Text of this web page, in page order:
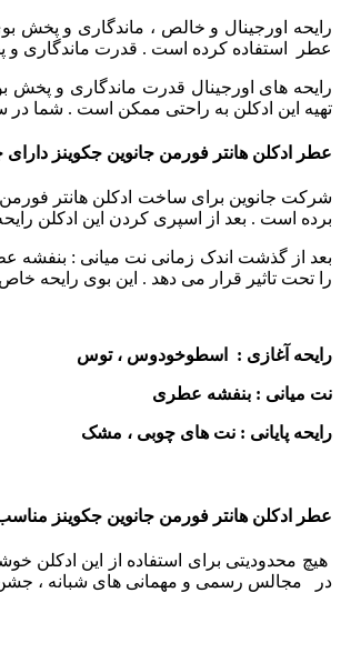
رایحه اورجینال و خالص ، ماندگاری و پخش
عطر استفاده کرده است . قدرت ماندگاری و
رایحه های اورجینال قدرت ماندگاری و پخش
تهیه این ادکلن به راحتی ممکن است . شما در
عطر ادکلن هانتر فورمن جانوین جکوینز
شرکت جانوین برای ساخت ادکلن هانتر فورمن
برده است . بعد از اسپری کردن این ادکلن
بعد از گذشت اندک زمانی نت میانی :
را تحت تاثیر قرار می دهد . این بوی رایحه
رایحه آغازی : اسطوخودوس ، توس
نت میانی : بنفشه عطری
رایحه پایانی : نت های چوبی ، مشک
عطر ادکلن هانتر فورمن جانوین جکوینز
هیچ محدودیتی برای استفاده از این ادکلن
در مجالس رسمی و مهمانی های شبانه ، جشن ها